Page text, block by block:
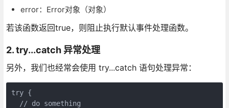
error：Error对象（对象）
若该函数返回true，则阻止执行默认事件处理函数。
2. try...catch 异常处理
另外，我们也经常会使用 try...catch 语句处理异常：
try {
  // do something